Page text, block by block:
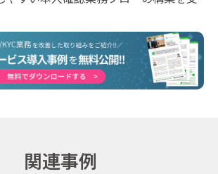
関連事例